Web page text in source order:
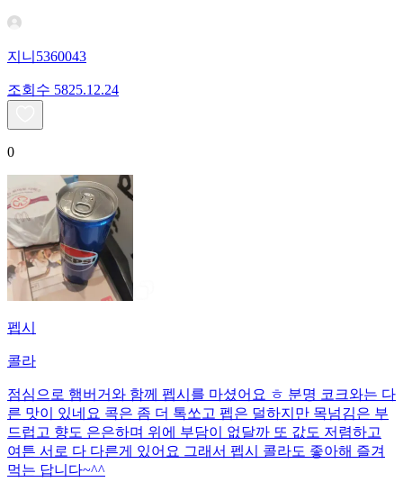
지니5360043
조회수 5825.12.24
0
펩시
콜라
점심으로 햄버거와 함께 펩시를 마셨어요 ㅎ 분명 코크와는 다
른 맛이 있네요 콕은 좀 더 톡쏘고 펩은 덜하지만 목넘김은 부
드럽고 향도 은은하며 위에 부담이 없달까 또 값도 저렴하고
여튼 서로 다 다른게 있어요 그래서 펩시 콜라도 좋아해 즐겨
먹는 답니다~^^